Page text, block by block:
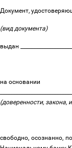
Документ,
(вид документа)
выдан
на основании
(доверенности, закона,
свободно, осознанно,